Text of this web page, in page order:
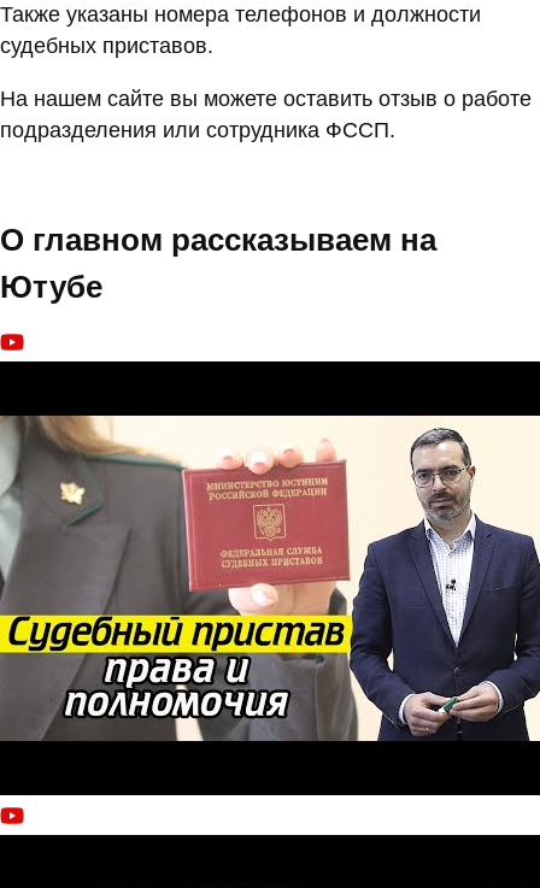
Также указаны номера телефонов и должности
судебных приставов.
На нашем сайте вы можете оставить отзыв о работе
подразделения или сотрудника ФССП.
О главном рассказываем на
Ютубе